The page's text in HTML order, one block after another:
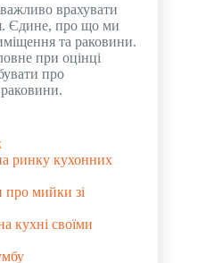
врахувати
Єдине, про що ми
та раковини.
при оцінці
про
ринку кухонних
про мийки зі
кухні своїми